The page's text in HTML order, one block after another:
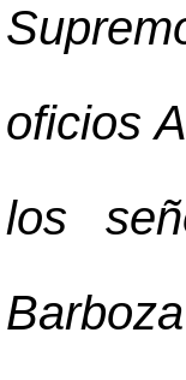
oficios
los